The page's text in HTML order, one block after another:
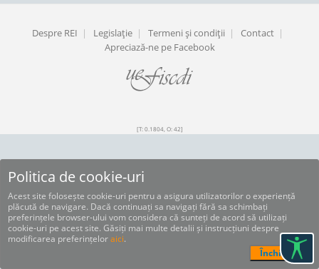
Despre REI | Legislaţie | Termeni şi condiţii | Contact |
Apreciază-ne pe Facebook
[T: 0.1804, O: 42]
Politica de cookie-uri
Acest site folosește cookie-uri pentru a asigura utilizatorilor o experiență
plăcută de navigare. Dacă continuați sa navigați fără sa schimbați
preferințele browser-ului vom considera că sunteți de acord să utilizați
cookie-uri pe acest site. Găsiți mai multe detalii și instrucțiuni despre
modificarea preferințeloraici.